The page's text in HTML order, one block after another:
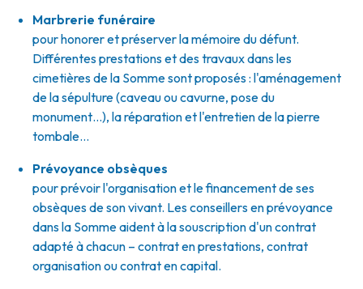
Marbrerie funéraire
pour honorer et préserver la mémoire du défunt.
Différentes prestations et des travaux dans les
cimetières de la Somme sont proposés : l'aménagement
de la sépulture (caveau ou cavurne, pose du
monument…), la réparation et l'entretien de la pierre
tombale…
Prévoyance obsèques
pour prévoir l'organisation et le financement de ses
obsèques de son vivant. Les conseillers en prévoyance
dans la Somme aident à la souscription d'un contrat
adapté à chacun – contrat en prestations, contrat
organisation ou contrat en capital.